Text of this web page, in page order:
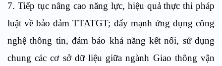
7. Tiếp tục nâng cao năng lực, hiệu quả thực thi pháp
luật về bảo đảm TTATGT; đẩy mạnh ứng dụng công
nghệ thông tin, đảm bảo khả năng kết nối, sử dụng
chung các cơ sở dữ liệu giữa ngành Giao thông vận